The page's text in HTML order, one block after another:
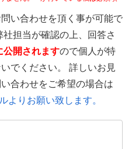
い合わせを頂く事が可能で
担当が確認の上、回答さ
公開されますので個人が特
でください。 詳しいお見
合わせをご希望の場合は
よりお願い致します。